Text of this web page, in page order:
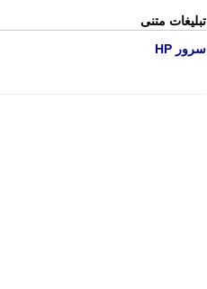
تبلیغات متنی
سرور HP